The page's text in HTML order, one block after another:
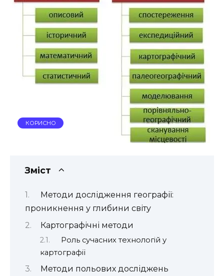
КОРИСНО
Зміст
Методи дослідження географії:
проникнення у глибини світу
Картографічні методи
Роль сучасних технологій у
картографії
Методи польових досліджень